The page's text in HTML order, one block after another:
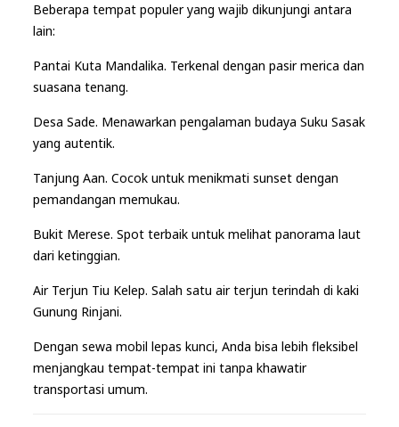
Beberapa tempat populer yang wajib dikunjungi antara
lain:
Pantai Kuta Mandalika. Terkenal dengan pasir merica dan
suasana tenang.
Desa Sade. Menawarkan pengalaman budaya Suku Sasak
yang autentik.
Tanjung Aan. Cocok untuk menikmati sunset dengan
pemandangan memukau.
Bukit Merese. Spot terbaik untuk melihat panorama laut
dari ketinggian.
Air Terjun Tiu Kelep. Salah satu air terjun terindah di kaki
Gunung Rinjani.
Dengan sewa mobil lepas kunci, Anda bisa lebih fleksibel
menjangkau tempat-tempat ini tanpa khawatir
transportasi umum.